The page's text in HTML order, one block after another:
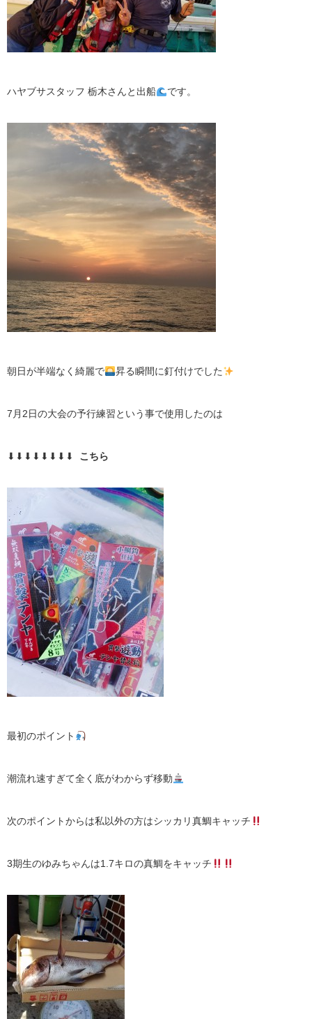
ハヤブサスタッフ 栃木さんと出船 です。
朝日が半端なく綺麗で 昇る瞬間に釘付けでした
7月2日の大会の予行練習という事で使用したのは
⬇︎⬇︎⬇︎⬇︎⬇︎⬇︎⬇︎⬇︎ こちら
最初のポイント
潮流れ速すぎて全く底がわからず移動
次のポイントからは私以外の方はシッカリ真鯛キャッチ
3期生のゆみちゃんは1.7キロの真鯛をキャッチ